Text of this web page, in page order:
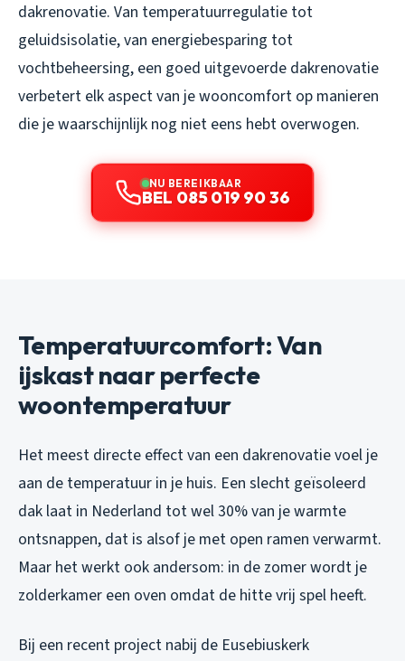
dakrenovatie. Van temperatuurregulatie tot
geluidsisolatie, van energiebesparing tot
vochtbeheersing, een goed uitgevoerde dakrenovatie
verbetert elk aspect van je wooncomfort op manieren
die je waarschijnlijk nog niet eens hebt overwogen.
NU BEREIKBAAR
BEL 085 019 90 36
Temperatuurcomfort: Van
ijskast naar perfecte
woontemperatuur
Het meest directe effect van een dakrenovatie voel je
aan de temperatuur in je huis. Een slecht geïsoleerd
dak laat in Nederland tot wel 30% van je warmte
ontsnappen, dat is alsof je met open ramen verwarmt.
Maar het werkt ook andersom: in de zomer wordt je
zolderkamer een oven omdat de hitte vrij spel heeft.
Bij een recent project nabij de Eusebiuskerk